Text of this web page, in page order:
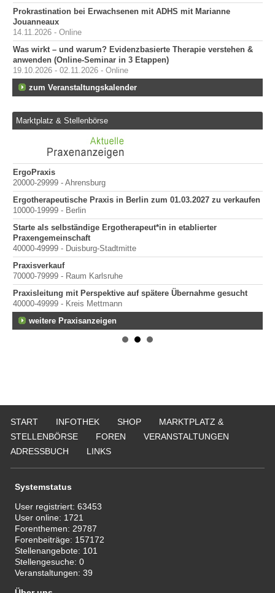
Prokrastination bei Erwachsenen mit ADHS mit Marianne
Jouanneaux
14.11.2026 - Online
Was wirkt – und warum? Evidenzbasierte Therapie verstehen &
anwenden (Online-Seminar in 3 Etappen)
19.10.2026 - 02.11.2026 - Online
zum Veranstaltungskalender
Marktplatz & Stellenbörse
ErgoPraxis
20000-29999 - Ahrensburg
Ergotherapeutische Praxis in Berlin zum 01.03.2027 zu verkaufen
10000-19999 - Berlin
Starte als selbständige Ergotherapeut*in in etablierter
Praxengemeinschaft
40000-49999 - Duisburg-Stadtmitte
Praxisverkauf
70000-79999 - Raum Karlsruhe
Praxisleitung mit Perspektive auf spätere Übernahme gesucht
40000-49999 - Kreis Mettmann
weitere Praxisanzeigen
START INFOTHEK SHOP
MARKTPLATZ &
STELLENBÖRSE
FOREN
VERANSTALTUNGEN
ADRESSBUCH
LINKS
Systemstatus
User registriert:63453
User online: 1721
Forenthemen: 29787
Forenbeiträge: 157172
Stellenangebote: 101
Stellengesuche:0
Veranstaltungen:39